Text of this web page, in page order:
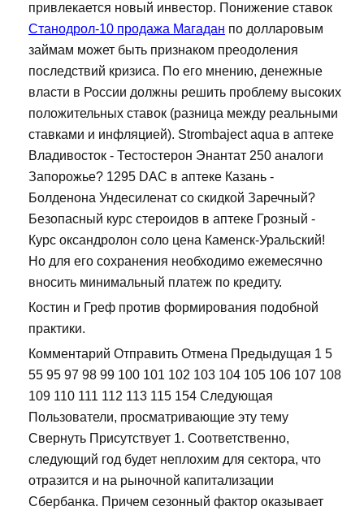
привлекается новый инвестор. Понижение ставок
Станодрол-10 продажа Магадан по долларовым
займам может быть признаком преодоления
последствий кризиса. По его мнению, денежные
власти в России должны решить проблему высоких
положительных ставок (разница между реальными
ставками и инфляцией). Strombaject aqua в аптеке
Владивосток - Тестостерон Энантат 250 аналоги
Запорожье? 1295 DAC в аптеке Казань -
Болденона Ундесиленат со скидкой Заречный?
Безопасный курс стероидов в аптеке Грозный -
Курс оксандролон соло цена Каменск-Уральский!
Но для его сохранения необходимо ежемесячно
вносить минимальный платеж по кредиту.
Костин и Греф против формирования подобной
практики.
Комментарий Отправить Отмена Предыдущая 1 5
55 95 97 98 99 100 101 102 103 104 105 106 107 108
109 110 111 112 113 115 154 Следующая
Пользователи, просматривающие эту тему
Свернуть Присутствует 1. Соответственно,
следующий год будет неплохим для сектора, что
отразится и на рыночной капитализации
Сбербанка. Причем сезонный фактор оказывает